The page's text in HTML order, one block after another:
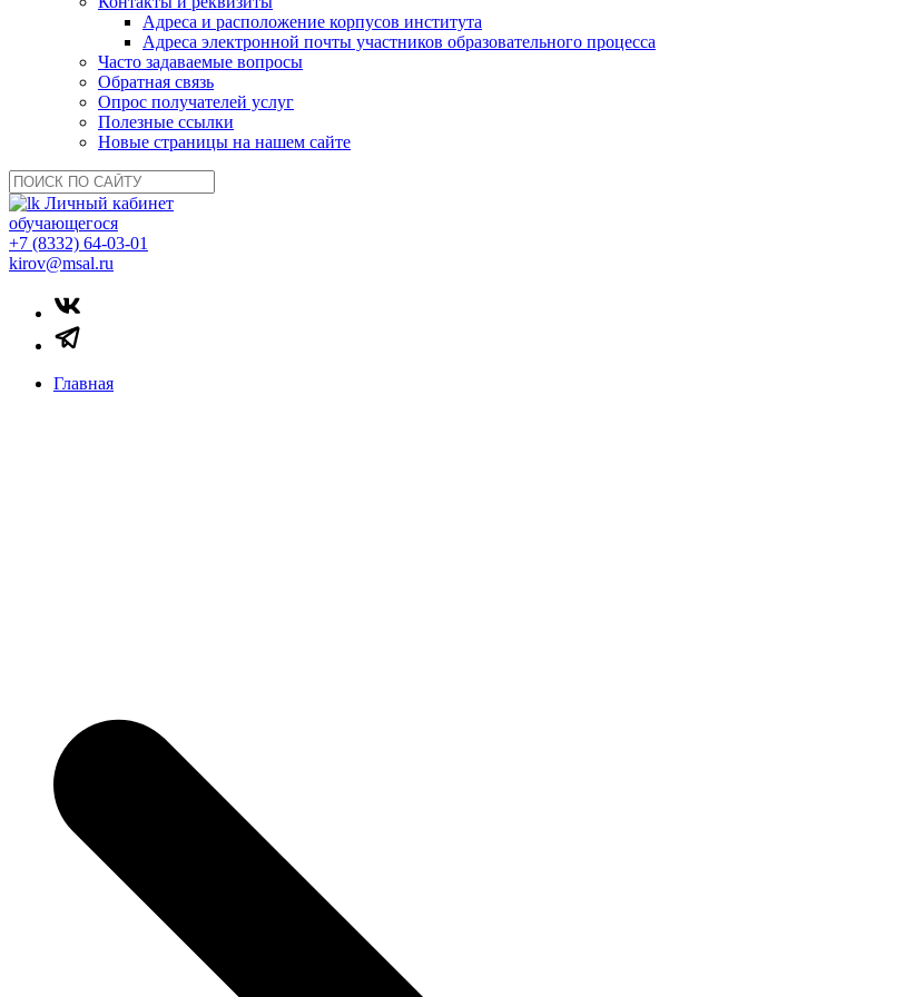
Адреса и расположение корпусов института
Адреса электронной почты участников образовательного процесса
Часто задаваемые вопросы
Обратная связь
Опрос получателей услуг
Полезные ссылки
Новые страницы на нашем сайте
Личный кабинет
обучающегося
+7 (8332) 64-03-01
kirov@msal.ru
Главная